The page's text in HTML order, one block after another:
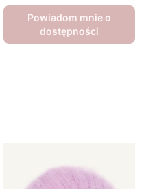
Powiadom mnie o
dostępności